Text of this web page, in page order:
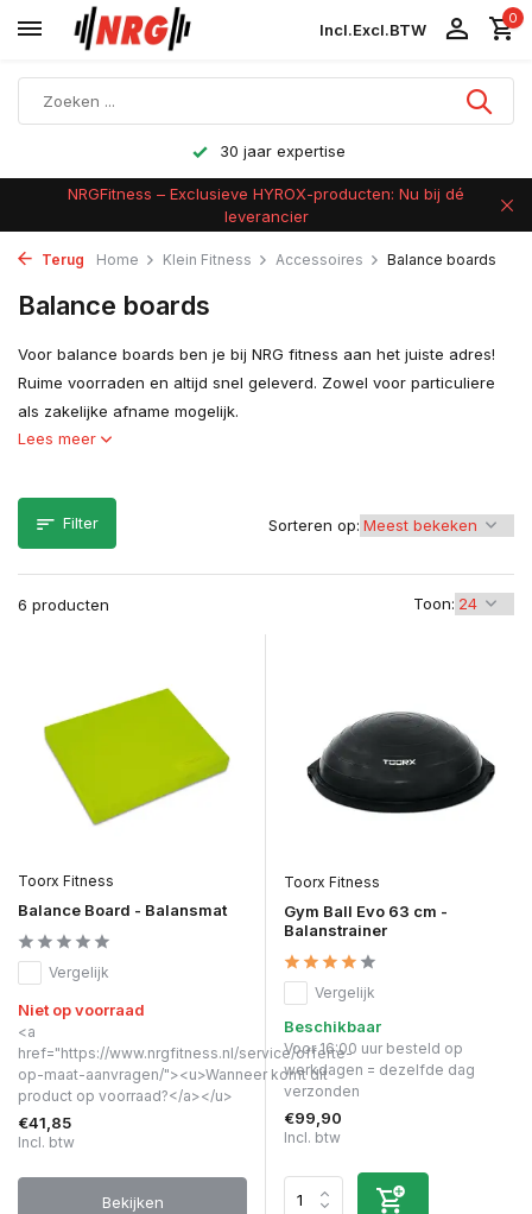
Incl.Excl.BTW
0
30 jaar expertise
NRGFitness – Exclusieve HYROX-producten: Nu bij dé
leverancier
Terug Home Klein Fitness Accessoires Balance boards
Balance boards
Voor balance boards ben je bij NRG fitness aan het juiste adres!
Ruime voorraden en altijd snel geleverd. Zowel voor particuliere
als zakelijke afname mogelijk.
Lees meer
Filter
6 producten Toon:
Sorteren op:
Toorx Fitness
Balance Board - Balansmat
Vergelijk
Niet op voorraad
<a
href="https://www.nrgfitness.nl/service/offerte-
op-maat-aanvragen/"><u>Wanneer komt dit
product op voorraad?</a></u>
€41,85
Incl. btw
Bekijken
Toorx Fitness
Gym Ball Evo 63 cm -
Balanstrainer
Vergelijk
Beschikbaar
Voor 16:00 uur besteld op
werkdagen = dezelfde dag
verzonden
€99,90
Incl. btw